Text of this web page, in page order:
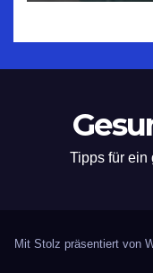
Tipps für ein
Mit Stolz präsentiert von